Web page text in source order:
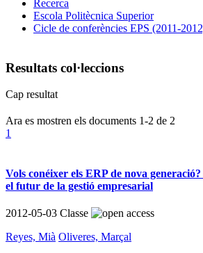
Recerca
Escola Politècnica Superior
Cicle de conferències EPS (2011-
Resultats col·leccions
Cap resultat
Ara es mostren els documents 1-2 de 2
1
Vols conéixer els ERP de nova
el futur de la gestió empresarial
2012-05-03 Classe
Reyes, Mià Oliveres, Marçal